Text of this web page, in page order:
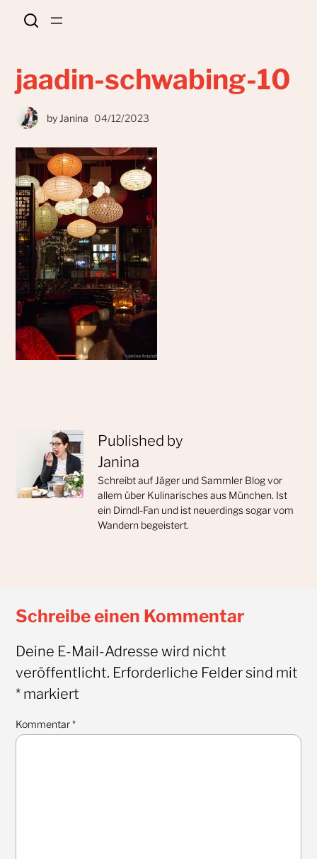
jaadin-schwabing-10
by Janina 04/12/2023
Published by
Janina
Schreibt auf Jäger und Sammler Blog vor
allem über Kulinarisches aus München. Ist
ein Dirndl-Fan und ist neuerdings sogar vom
Wandern begeistert.
Schreibe einen Kommentar
Deine E-Mail-Adresse wird nicht
veröffentlicht. Erforderliche Felder sind mit
*markiert
Kommentar*